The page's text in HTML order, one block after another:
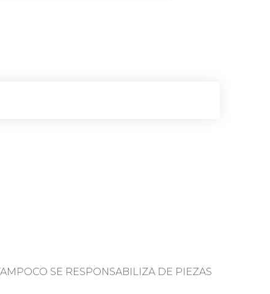
SE RESPONSABILIZA DE PIEZAS